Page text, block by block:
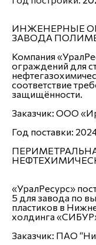
ИНЖЕНЕРНЫЕ
ЗАВОДА
Компания
ограждений для
соответствие
защищённости.
Заказчик: ООО
Год поставки:
«УралРесурс»
5 для завода по
пластиков в
холдинга
Заказчик: ПАО